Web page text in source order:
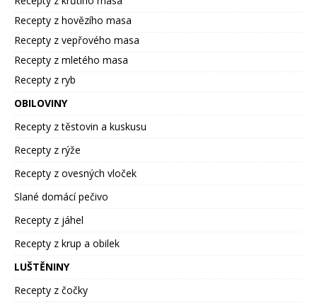
Recepty z hovězího masa
Recepty z vepřového masa
Recepty z mletého masa
Recepty z ryb
OBILOVINY
Recepty z těstovin a kuskusu
Recepty z rýže
Recepty z ovesných vloček
Slané domácí pečivo
Recepty z jáhel
Recepty z krup a obilek
LUŠTĚNINY
Recepty z čočky